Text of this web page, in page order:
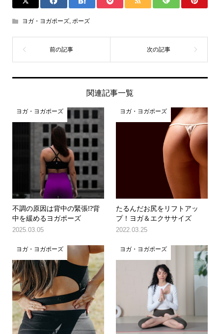
ヨガ・ヨガポーズ, ポーズ
関連記事一覧
ヨガ・ヨガポーズ
不調の原因は背中の緊張!?背
中を緩めるヨガポーズ
2025.03.05
ヨガ・ヨガポーズ
たるんだお尻をリフトアッ
プ！ヨガ＆エクササイズ
2022.03.25
ヨガ・ヨガポーズ ヨガ・ヨガポーズ